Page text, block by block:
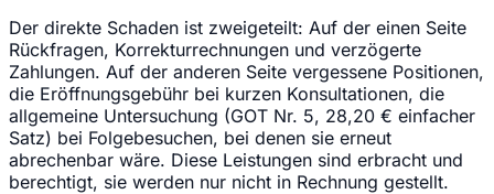
Der direkte Schaden ist zweigeteilt: Auf der einen Seite
Rückfragen, Korrekturrechnungen und verzögerte
Zahlungen. Auf der anderen Seite vergessene Positionen,
die Eröffnungsgebühr bei kurzen Konsultationen, die
allgemeine Untersuchung (GOT Nr. 5, 28,20 € einfacher
Satz) bei Folgebesuchen, bei denen sie erneut
abrechenbar wäre. Diese Leistungen sind erbracht und
berechtigt, sie werden nur nicht in Rechnung gestellt.